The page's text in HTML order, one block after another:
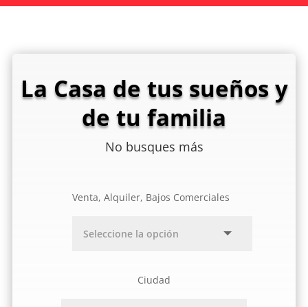
La Casa de tus sueños y
de tu familia
No busques más
Venta, Alquiler, Bajos Comerciales
Ciudad